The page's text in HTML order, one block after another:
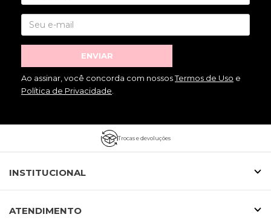
ENVIAR
Ao assinar, você concorda com nossosTermos de Uso e
Política de Privacidade.
Trocas e devoluções
INSTITUCIONAL
ATENDIMENTO